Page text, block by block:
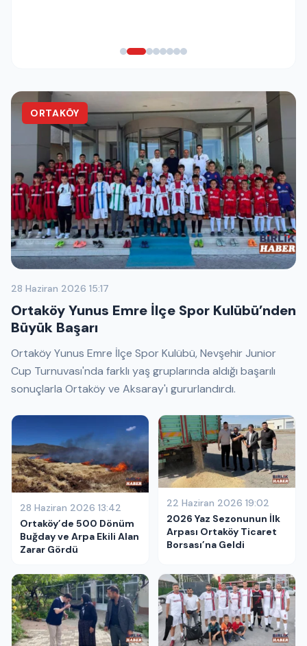
ORTAKÖY
28 Haziran 2026 15:17
Ortaköy Yunus Emre İlçe Spor Kulübü’nden
Büyük Başarı
Ortaköy Yunus Emre İlçe Spor Kulübü, Nevşehir Junior
Cup Turnuvası'nda farklı yaş gruplarında aldığı başarılı
sonuçlarla Ortaköy ve Aksaray'ı gururlandırdı.
28 Haziran 2026 13:42
Ortaköy’de 500 Dönüm
Buğday ve Arpa Ekili Alan
Zarar Gördü
22 Haziran 2026 19:02
2026 Yaz Sezonunun İlk
Arpası Ortaköy Ticaret
Borsası’na Geldi